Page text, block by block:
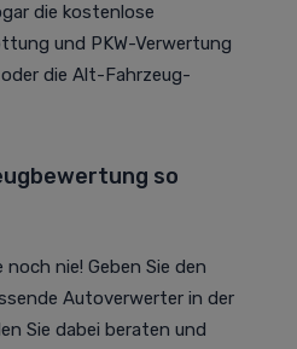
die kostenlose
und PKW-Verwertung
die Alt-Fahrzeug-
so
nie! Geben Sie den
Autoverwerter in der
Sie dabei beraten und